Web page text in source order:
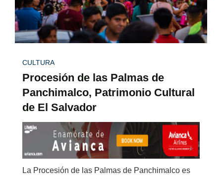
CULTURA
Procesión de las Palmas de
Panchimalco, Patrimonio Cultural
de El Salvador
La Procesión de las Palmas de Panchimalco es